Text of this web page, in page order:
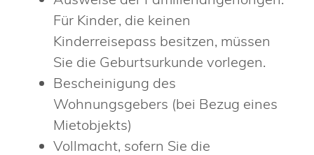
Für Kinder, die keinen
Kinderreisepass besitzen, müssen
Sie die Geburtsurkunde vorlegen.
Bescheinigung des
Wohnungsgebers (bei Bezug eines
Mietobjekts)
Vollmacht, sofern Sie die